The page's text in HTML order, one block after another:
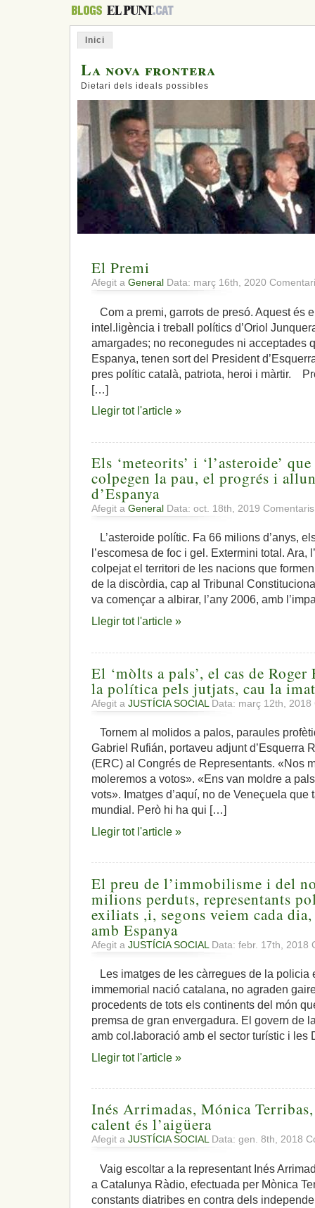
Inici
La nova frontera
Dietari dels ideals possibles
El Premi
Afegit a General Data: març 16th, 2020
Com a premi, garrots de presó. Aquest és
intel.ligència i treball polítics d’Oriol
amargades; no reconegudes ni acceptades
Espanya, tenen sort del President
pres polític català, patriota, heroi i màrtir.
[…]
Llegir tot l'article »
Els ‘meteorits’ i ‘l’asteroide’
colpegen la pau, el progrés i
d’Espanya
Afegit a General Data: oct. 18th, 2019
L’asteroide polític. Fa 66 milions d’anys,
l’escomesa de foc i gel. Extermini total. Ara,
colpejat el territori de les nacions que
de la discòrdia, cap al Tribunal
va començar a albirar, l’any 2006, amb
Llegir tot l'article »
El ‘mòlts a pals’, el cas de
la política pels jutjats, cau la
Afegit a JUSTÍCIA SOCIAL Data: març 12th, 2018
Tornem al molidos a palos, paraules
Gabriel Rufián, portaveu adjunt d’Esquerra
(ERC) al Congrés de Representants. «Nos
moleremos a votos». «Ens van moldre a
vots». Imatges d’aquí, no de Veneçuela
mundial. Però hi ha qui […]
Llegir tot l'article »
El preu de l’immobilisme i del
milions perduts, representants
exiliats ,i, segons veiem cada
amb Espanya
Afegit a JUSTÍCIA SOCIAL Data: febr. 17th, 2018
Les imatges de les càrregues de la policia
immemorial nació catalana, no agraden
procedents de tots els continents del món
premsa de gran envergadura. El govern de
amb col.laboració amb el sector turístic i
Llegir tot l'article »
Inés Arrimadas, Mónica
calent és l’aigüera
Afegit a JUSTÍCIA SOCIALData: gen. 8th, 2018
Vaig escoltar a la representant Inés
a Catalunya Ràdio, efectuada per Mònica
constants diatribes en contra dels